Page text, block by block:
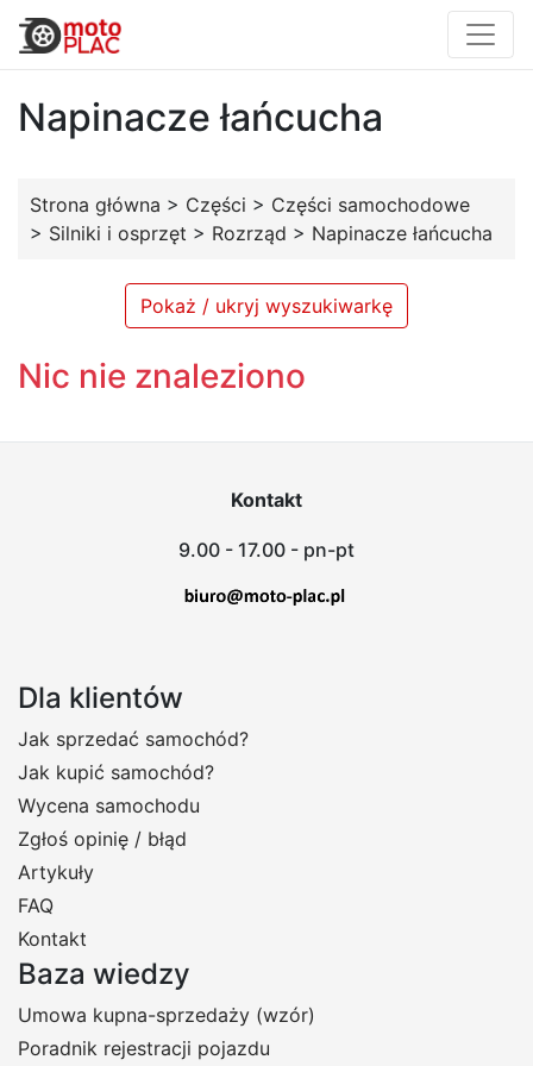
Napinacze łańcucha
Strona główna > Części > Części samochodowe
> Silniki i osprzęt > Rozrząd > Napinacze łańcucha
Pokaż / ukryj wyszukiwarkę
Nic nie znaleziono
Kontakt
9.00 - 17.00 - pn-pt
Dla klientów
Jak sprzedać samochód?
Jak kupić samochód?
Wycena samochodu
Zgłoś opinię / błąd
Artykuły
FAQ
Kontakt
Baza wiedzy
Umowa kupna-sprzedaży (wzór)
Poradnik rejestracji pojazdu